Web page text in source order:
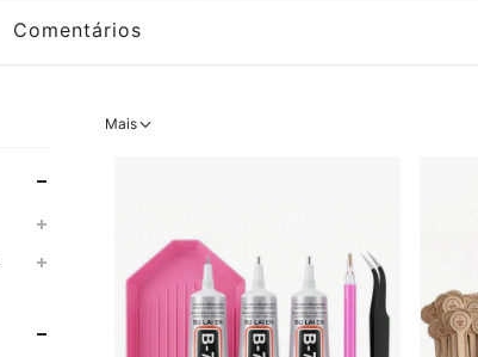
Comentários
Mais